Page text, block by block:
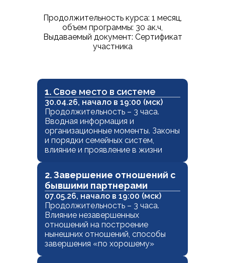
Продолжительность курса: 1 месяц,
объем программы: 30 ак.ч,
Выдаваемый документ: Сертификат
участника
1. Свое место в системе
30.04.26, начало в 19:00 (мск)
Продолжительность – 3 часа.
Вводная информация и
организационные моменты. Законы
и порядки семейных систем,
влияние и проявление в жизни
2. Завершение отношений с
бывшими партнерами
07.05.26, начало в 19:00 (мск)
Продолжительность – 3 часа.
Влияние незавершенных
отношений на построение
нынешних отношений, способы
завершения «по хорошему»